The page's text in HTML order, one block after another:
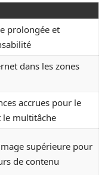
prolongée et
dans les zones
accrues pour le
le multitâche
supérieure pour
de contenu